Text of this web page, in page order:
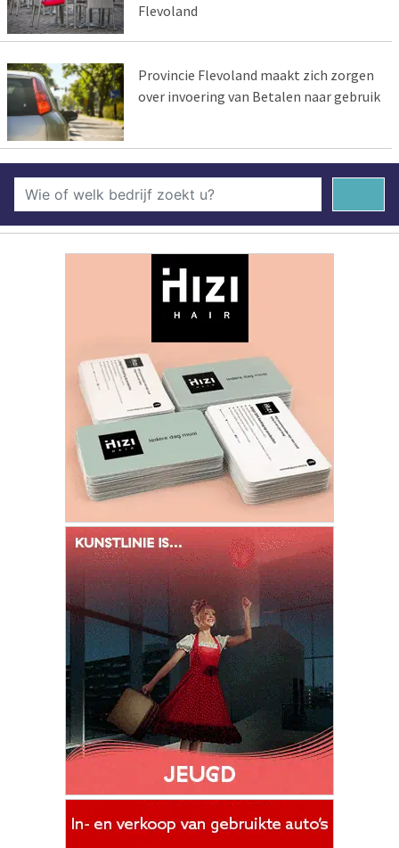
Flevoland
Provincie Flevoland maakt zich zorgen
over invoering van Betalen naar gebruik